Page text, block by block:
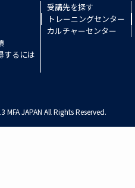
するには
受講先を探す
トレーニングセンター
カルチャーセンター
MFA JAPAN All Rights Reserved.